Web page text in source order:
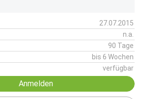
27.07.2015
n.a.
90 Tage
bis 6 Wochen
verfügbar
Anmelden